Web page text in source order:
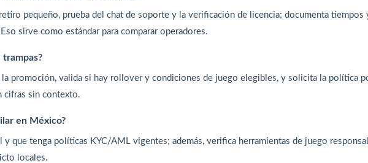
pequeño, prueba del chat de soporte y la verificación de licencia; documenta tiempos
sirve como estándar para comparar operadores.
trampas?
la promoción, valida si hay rollover y condiciones de juego elegibles, y solicita la política
cifras sin contexto.
en México?
y que tenga políticas KYC/AML vigentes; además, verifica herramientas de juego
locales.